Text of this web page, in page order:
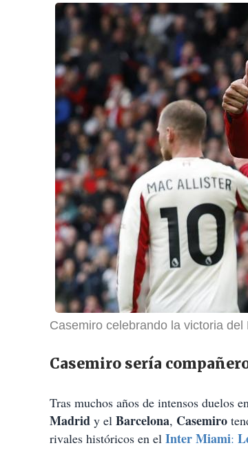
Casemiro celebrando la victoria del
Casemiro sería
Tras muchos años de intensos duelos
Madrid y el Barcelona, Casemiro
rivales históricos en el Inter Miami: